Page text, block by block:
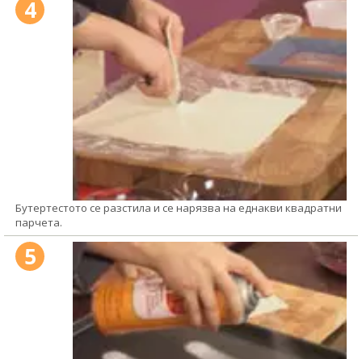
4
Бутертестото се разстила и се нарязва на еднакви квадратни
парчета.
5